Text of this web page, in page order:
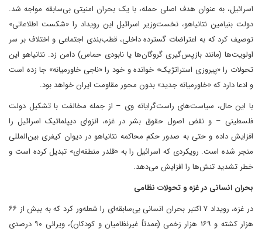
اسرائیل، به عنوان هدف اصلی حمله، با یک بحران امنیتی بی‌سابقه مواجه شد.
دولت بنیامین نتانیاهو، نخست‌وزیر اسرائیل این رویداد را «شکست اطلاعاتی»
توصیف کرد که به اعتراضات گسترده داخلی، قطب‌بندی اجتماعی و اختلاف بر سر
اولویت‌ها (مانند بازپس‌گیری گروگان‌ها یا نابودی حماس) دامن زد. نتانیاهو این
تحولات را «پیروزی استراتژیک» خوانده و خود را «ناجی خاورمیانه» جا زده است
و ادعا دارد که «خاورمیانه جدید» بدون محور مقاومت ایران خواهد بود.
با این حال، سیاست‌های راست‌گرایانه وی – از جمله مخالفت با تشکیل دولت
فلسطینی – و نقض اصول حقوق بشر در غزه، انزوای دیپلماتیک اسرائیل را
افزایش داده و حتی به صدور حکم محاکمه نتانیاهو در دیوان کیفری بین‌المللی
منجر شده است. رویکردی که اسرائیل را به «قلدر منطقه‌ای» تبدیل کرده است و
خطر تشدید تنش‌ها را افزایش می‌دهد.
بحران انسانی در غزه و تحولات نظامی
در غزه، رویداد ۷ اکتبر بحران انسانی بی‌سابقه‌ای را شعله‌ور کرد که به بیش از ۶۶
هزار کشته و ۱۶۹ هزار زخمی (عمدتاً غیرنظامیان و کودکان)، ویرانی ۹۰ درصدی